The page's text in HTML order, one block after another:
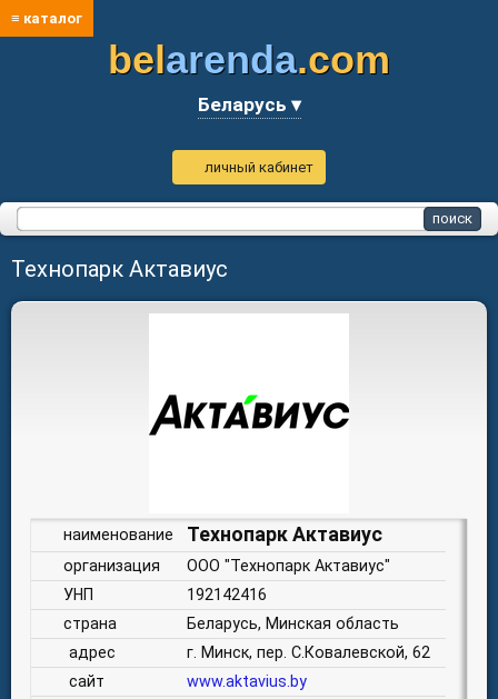
≡ каталог
belarenda.com
Беларусь ▾
личный кабинет
Технопарк Актавиус
наименование Технопарк Актавиус
организация
ООО "Технопарк Актавиус"
УНП
192142416
страна
Беларусь, Минская область
адрес
г. Минск, пер. С.Ковалевской, 62
сайт
www.aktavius.by